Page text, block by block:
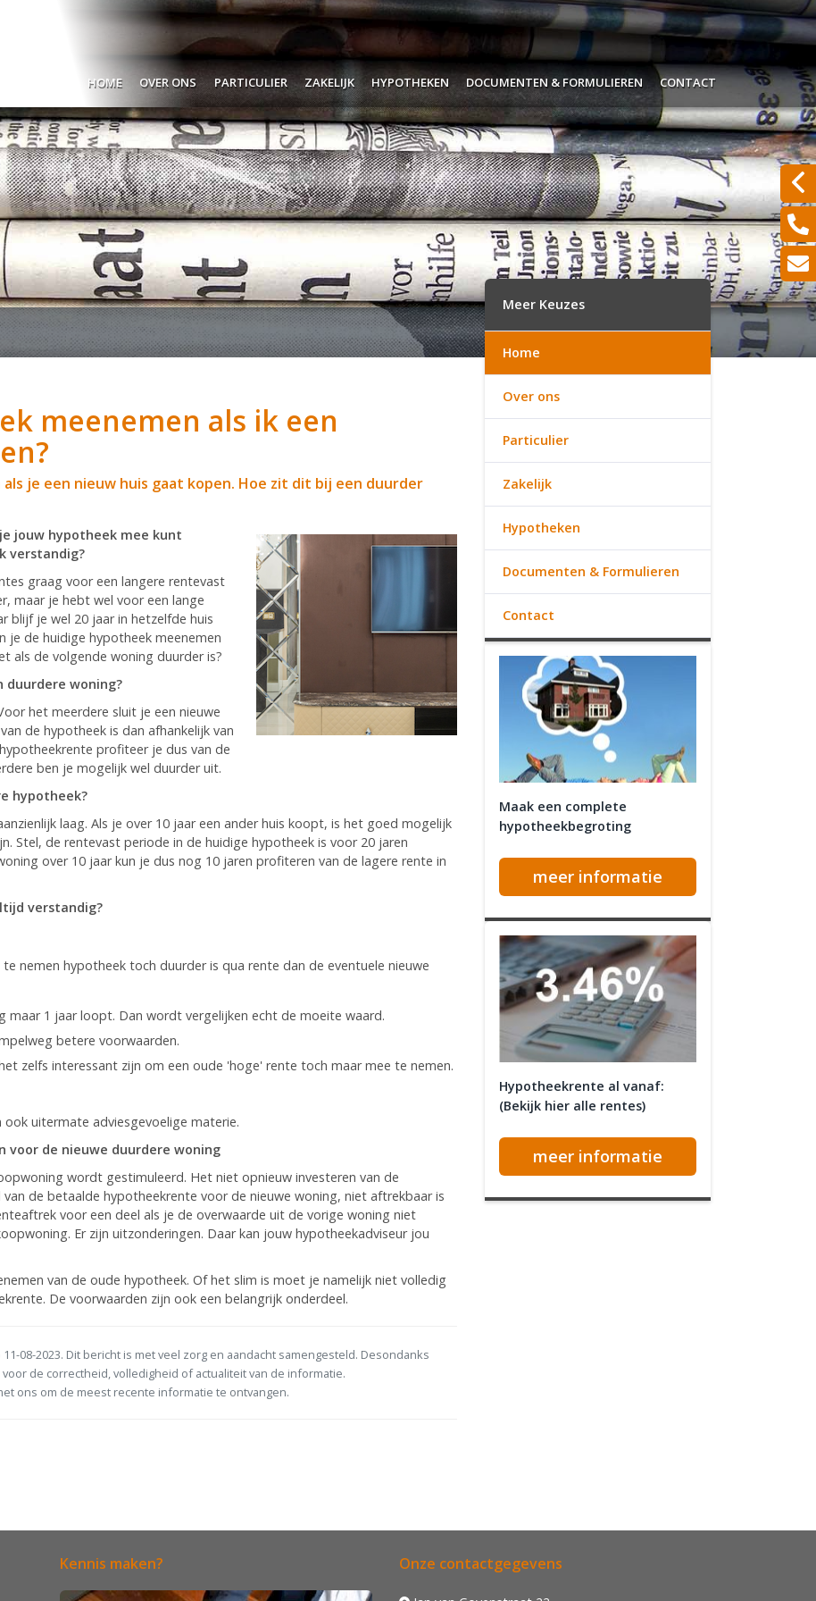
Home Over ons
Wat doen wij?
Dát bedoelen we nou met
'ontzorgen'.
Hoe denken wij over verzekeren
Hoe denken wij over spaardiensten
Hoe denken wij over uw pensioen
Hypotheekadvisering
Particulier
Verzekeren
Pensioen
Sparen
Lenen
Zakelijk
Schades melden
Ondernemers
Werkgevers
Hypotheken
Filmpje
De hypotheekrentes
Bereken zelf je hypotheek
Belangrijk om te weten
Gelijk een offerte aanvragen?
Documenten & Formulieren
Alle verzekeringskaarten
Wijzigingen doorgeven
Waardemeters
Serviceformulieren
Aanvraagformulieren
Hypotheekinventarisatie
Contact
meenemen als ik een
je een nieuw huis gaat kopen. Hoe zit dit bij een duurder
jouw hypotheek mee kunt
verstandig?
graag voor een langere rentevast
maar je hebt wel voor een lange
blijf je wel 20 jaar in hetzelfde huis
je de huidige hypotheek meenemen
als de volgende woning duurder is?
duurdere woning?
het meerdere sluit je een nieuwe
de hypotheek is dan afhankelijk van
profiteer je dus van de
ben je mogelijk wel duurder uit.
hypotheek?
laag. Als je over 10 jaar een ander huis koopt, is het goed mogelijk
Stel, de rentevast periode in de huidige hypotheek is voor 20 jaren
over 10 jaar kun je dus nog 10 jaren profiteren van de lagere rente in
verstandig?
nemen hypotheek toch duurder is qua rente dan de eventuele nieuwe
1 jaar loopt. Dan wordt vergelijken echt de moeite waard.
betere voorwaarden.
zelfs interessant zijn om een oude 'hoge' rente toch maar mee te nemen.
ook uitermate adviesgevoelige materie.
voor de nieuwe duurdere woning
wordt gestimuleerd. Het niet opnieuw investeren van de
de betaalde hypotheekrente voor de nieuwe woning, niet aftrekbaar is
voor een deel als je de overwaarde uit de vorige woning niet
Er zijn uitzonderingen. Daar kan jouw hypotheekadviseur jou
van de oude hypotheek. Of het slim is moet je namelijk niet volledig
De voorwaarden zijn ook een belangrijk onderdeel.
08-2023. Dit bericht is met veel zorg en aandacht samengesteld. Desondanks
de correctheid, volledigheid of actualiteit van de informatie.
ons om de meest recente informatie te ontvangen.
Meer Keuzes
Home
Over ons
Particulier
Zakelijk
Hypotheken
Documenten & Formulieren
Contact
Maak een complete
hypotheekbegroting
meer informatie
Hypotheekrente al vanaf:
(Bekijk hier alle rentes)
meer informatie
Kennis maken? Onze contactgegevens